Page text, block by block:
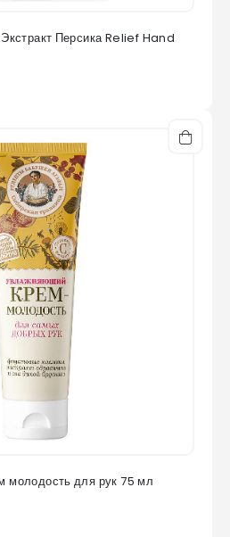
Персика Relief Hand
для рук 75 мл